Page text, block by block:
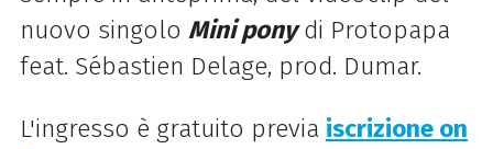
nuovo singolo Mini ponydi Protopapa
feat. Sébastien Delage, prod. Dumar.
L'ingresso è gratuito previa iscrizione on